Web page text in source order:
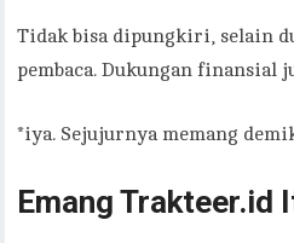
Tidak bisa dipungkiri, selain
pembaca. Dukungan finansial
*iya. Sejujurnya memang
Emang Trakteer.id